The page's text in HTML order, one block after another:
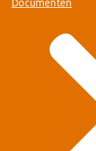
Documenten